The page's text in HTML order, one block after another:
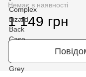
Немає в наявності
1 149 грн